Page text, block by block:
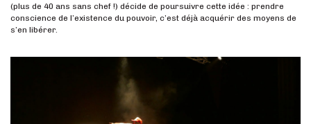
(plus de 40 ans sans chef !) décide de poursuivre cette idée : prendre
conscience de l’existence du pouvoir, c’est déjà acquérir des moyens de
s’en libérer.